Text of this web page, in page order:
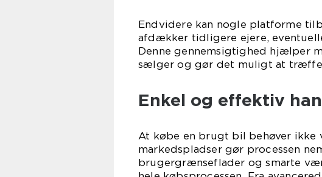
Endvidere kan nogle platforme
afdækker tidligere ejere,
Denne gennemsigtighed hjælper
sælger og gør det muligt at træffe
Enkel og effektiv
At købe en brugt bil behøver
markedspladser gør processen
brugergrænseflader og smarte